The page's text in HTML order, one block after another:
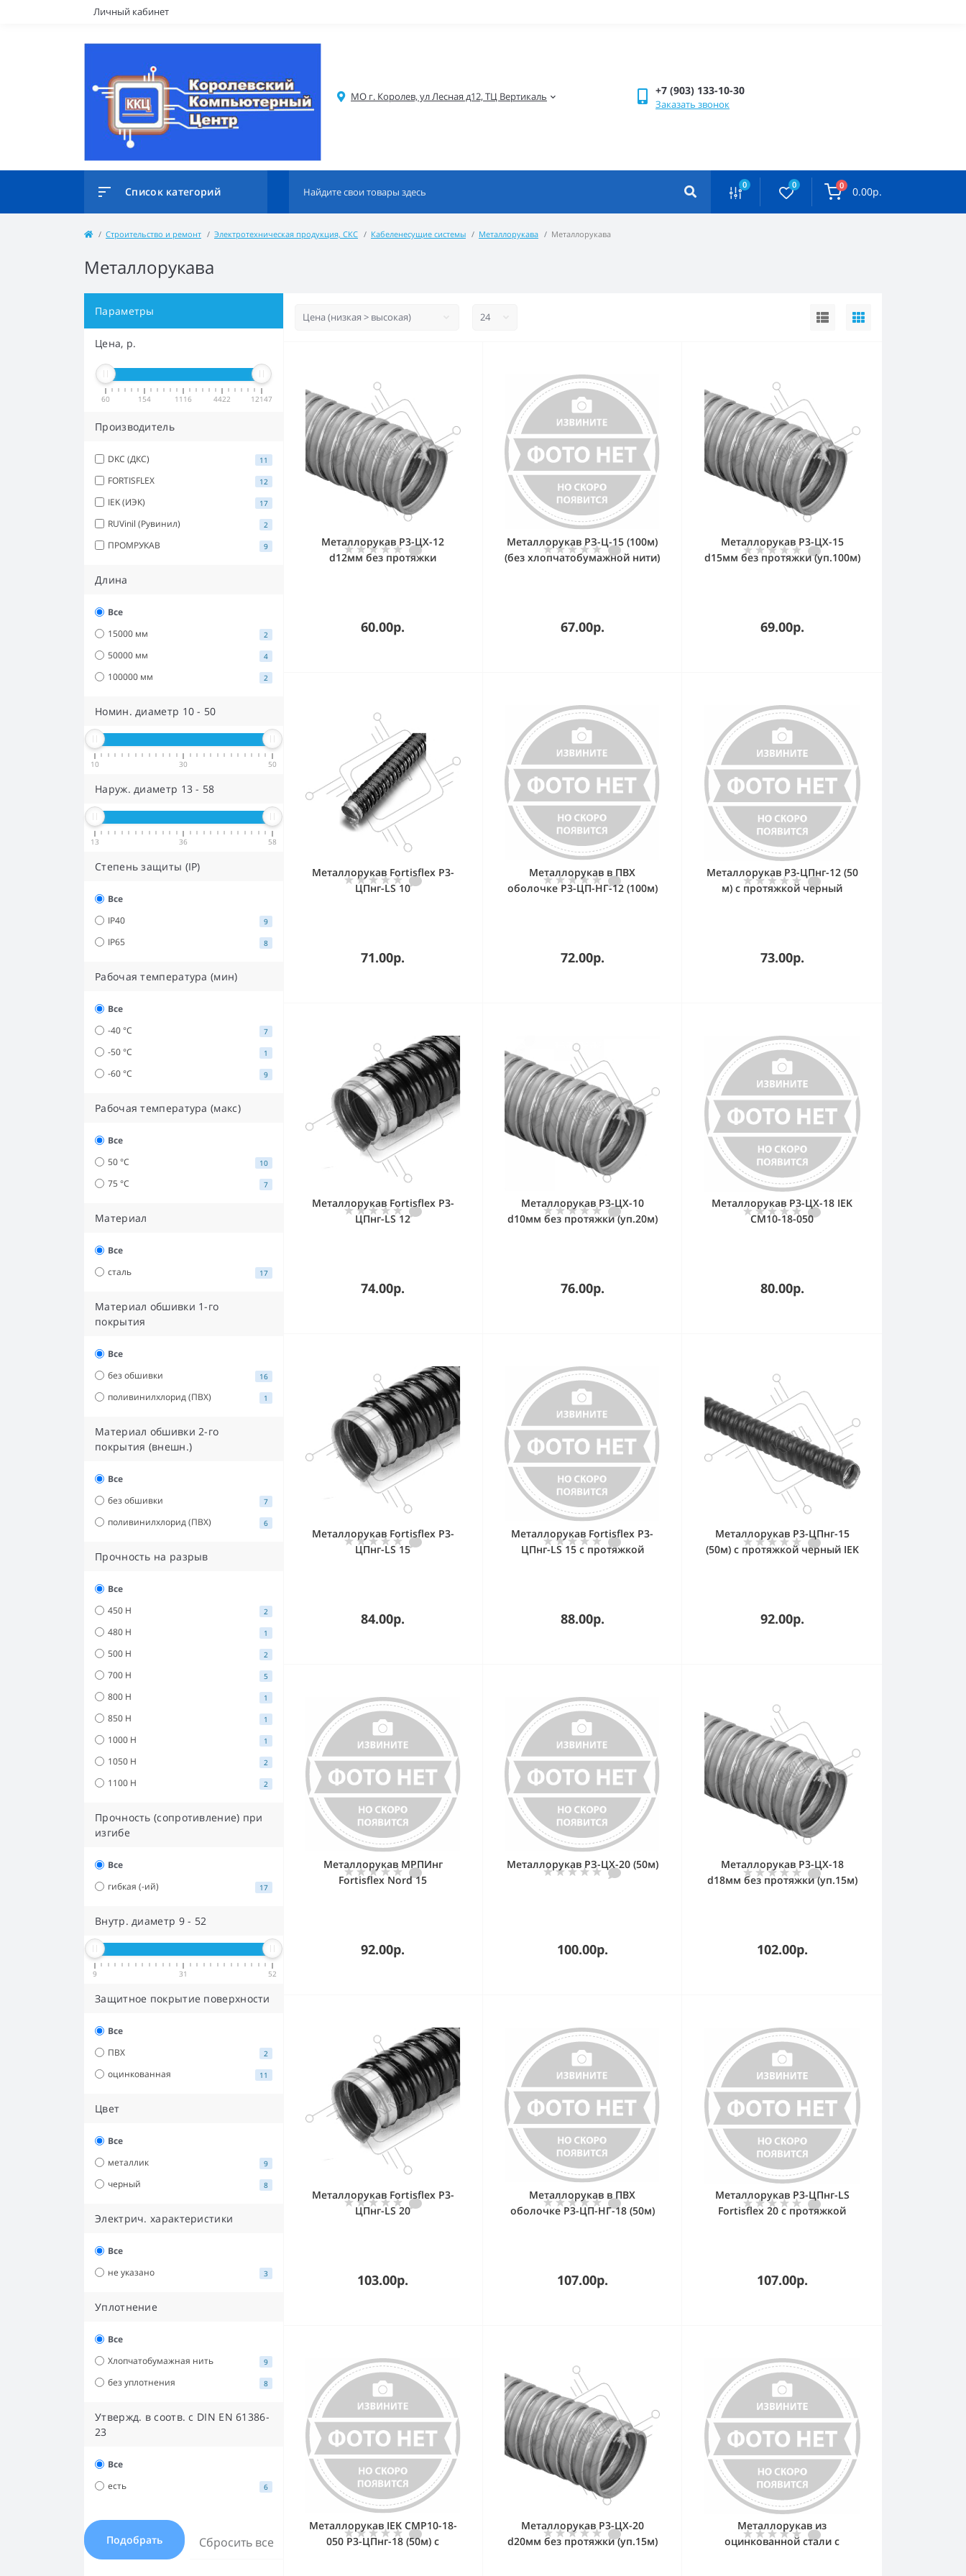
Личный кабинет
МО г. Королев, ул Лесная д12, ТЦ Вертикаль +7 (903) 133-10-30
Заказать звонок
Список категорий 0 0 0 0.00р.
Строительство и ремонт Электротехническая продукция, СКС Кабеленесущие системы Металлорукава Металлорукава
Металлорукава
Параметры
Цена, р.
60 154 1116 4422 12147
Производитель
DKC (ДКС) 11
FORTISFLEX 12
IEK (ИЭК) 17
RUVinil (Рувинил) 2
ПРОМРУКАВ 9
Длина
Все
15000 мм
2
50000 мм 4
100000 мм 2
Номин. диаметр 10 - 50
10 30 50
Наруж. диаметр 13 - 58
13 36 58
Степень защиты (IP)
Все
IP40
9
IP65 8
Рабочая температура (мин)
Все
-40 °C
7
-50 °C 1
-60 °C 9
Рабочая температура (макс)
Все
50 °C
10
75 °C 7
Материал
Все
сталь
17
Материал обшивки 1-го
покрытия
Все
без обшивки
16
поливинилхлорид (ПВХ) 1
Материал обшивки 2-го
покрытия (внешн.)
Все
без обшивки
7
поливинилхлорид (ПВХ) 6
Прочность на разрыв
Все
450 Н
2
480 Н 1
500 Н 2
700 Н 5
800 Н 1
850 Н 1
1000 Н 1
1050 Н 2
1100 Н 2
Прочность (сопротивление) при
изгибе
Все
гибкая (-ий)
17
Внутр. диаметр 9- 52
9 31 52
Защитное покрытие поверхности
Все
ПВХ
2
оцинкованная 11
Цвет
Все
металлик
9
черный 8
Электрич. характеристики
Все
не указано
3
Уплотнение
Все
Хлопчатобумажная нить
9
без уплотнения 8
Утвержд. в соотв. с DIN EN 61386-
23
Все
есть
6
Подобрать Сбросить все
Металлорукав Р3-ЦХ-12
d12мм без протяжки
60.00р.
Металлорукав РЗ-Ц-15 (100м)
(без хлопчатобумажной нити)
67.00р.
Металлорукав Р3-ЦХ-15
d15мм без протяжки (уп.100м)
69.00р.
Металлорукав Fortisflex Р3-
ЦПнг-LS 10
71.00р.
Металлорукав в ПВХ
оболочке Р3-ЦП-НГ-12 (100м)
72.00р.
Металлорукав Р3-ЦПнг-12 (50
м) с протяжкой черный
73.00р.
Металлорукав Fortisflex Р3-
ЦПнг-LS 12
74.00р.
Металлорукав Р3-ЦХ-10
d10мм без протяжки (уп.20м)
76.00р.
Металлорукав Р3-ЦХ-18 IEK
CM10-18-050
80.00р.
Металлорукав Fortisflex Р3-
ЦПнг-LS 15
84.00р.
Металлорукав Fortisflex Р3-
ЦПнг-LS 15 с протяжкой
88.00р.
Металлорукав Р3-ЦПнг-15
(50м) с протяжкой черный IEK
92.00р.
Металлорукав МРПИнг
Fortisflex Nord 15
92.00р.
Металлорукав РЗ-ЦХ-20 (50м)
100.00р.
Металлорукав Р3-ЦХ-18
d18мм без протяжки (уп.15м)
102.00р.
Металлорукав Fortisflex Р3-
ЦПнг-LS 20
103.00р.
Металлорукав в ПВХ
оболочке Р3-ЦП-НГ-18 (50м)
107.00р.
Металлорукав Р3-ЦПнг-LS
Fortisflex 20 с протяжкой
107.00р.
Металлорукав IEK CMP10-18-
050 Р3-ЦПнг-18 (50м) с
Металлорукав Р3-ЦХ-20
d20мм без протяжки (уп.15м)
Металлорукав из
оцинкованной стали с